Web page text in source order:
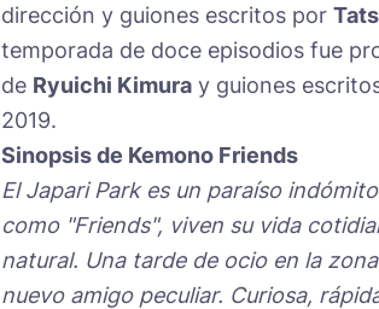
dirección y guiones escritos por
temporada de doce episodios fue
de Ryuichi Kimura y guiones
2019.
Sinopsis de Kemono Friends
El Japari Park es un paraíso
como "Friends", viven su vida
natural. Una tarde de ocio en la
nuevo amigo peculiar. Curiosa,